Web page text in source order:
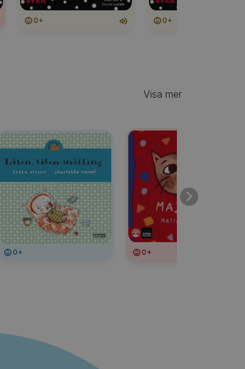
0+ 0+
Visa mer
0+ 0+